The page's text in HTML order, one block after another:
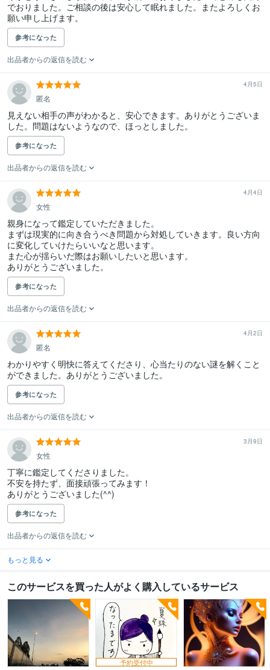
でおりました。ご相談の後は安心して眠れました。またよろしくお
願い申し上げます。
参考になった
出品者からの返信を読む
4月5日
匿名
見えない相手の声がわかると、安心できます。ありがとうございま
した。問題はないようなので、ほっとしました。
参考になった
出品者からの返信を読む
4月4日
女性
親身になって鑑定していただきました。
まずは現実的に向き合うべき問題から対処していきます。良い方向
に変化していけたらいいなと思います。
また心が揺らいだ際はお願いしたいと思います。
参考になった
出品者からの返信を読む
4月2日
匿名
わかりやすく明快に答えてくださり、心当たりのない謎を解くこと
ができました。ありがとうございました。
参考になった
出品者からの返信を読む
3月9日
女性
丁寧に鑑定してくださりました。
不安を持たず、面接頑張ってみます！
ありがとうございました(^^)
参考になった
出品者からの返信を読む
もっと見る
このサービスを買った人がよく購入しているサービス
予約受付中